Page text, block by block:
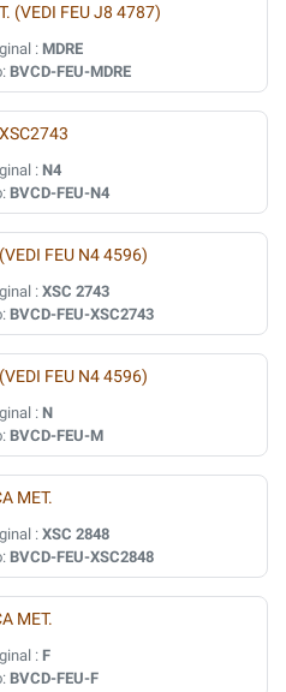
(VEDI FEU J8 4787)
: MDRE
BVCD-FEU-MDRE
: N4
BVCD-FEU-N4
FEU N4 4596)
: XSC 2743
BVCD-FEU-XSC2743
FEU N4 4596)
: N
BVCD-FEU-M
MET.
: XSC 2848
BVCD-FEU-XSC2848
MET.
: F
BVCD-FEU-F